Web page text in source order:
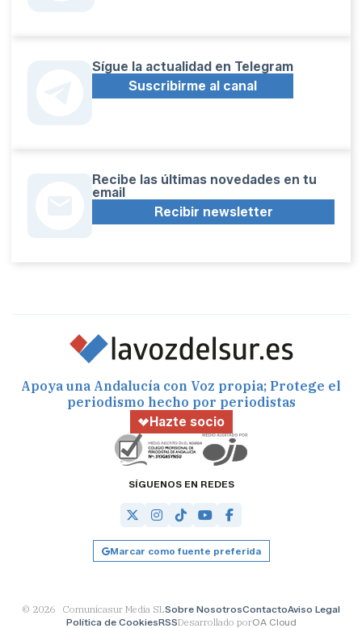
Sígue la actualidad en Telegram
Suscribirme al canal
Recibe las últimas novedades en tu
email
Recibir newsletter
Apoya una Andalucía con Voz propia; Protege el
periodismo hecho por periodistas
Hazte socio
SÍGUENOS EN REDES
Marcar como fuente preferida
© 2026 Comunicasur Media SLSobre NosotrosContactoAviso Legal
Política de CookiesRSSDesarrollado porOA Cloud